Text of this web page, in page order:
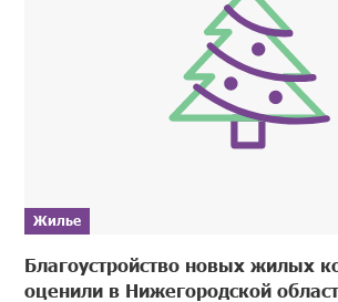
Жилье
Благоустройство новых жилых
оценили в Нижегородской